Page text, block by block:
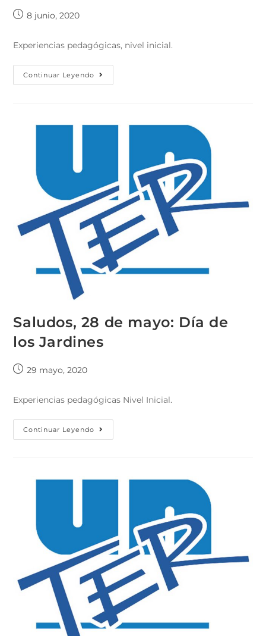
8 junio, 2020
Experiencias pedagógicas, nivel inicial.
Continuar Leyendo
Saludos, 28 de mayo: Día de
los Jardines
29 mayo, 2020
Experiencias pedagógicas Nivel Inicial.
Continuar Leyendo